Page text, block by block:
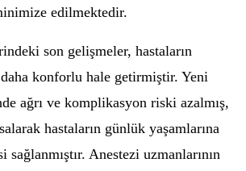
edilmektedir.
son gelişmeler, hastaların
konforlu hale getirmiştir. Yeni
ağrı ve komplikasyon riski azalmış,
hastaların günlük yaşamlarına
sağlanmıştır. Anestezi uzmanlarının